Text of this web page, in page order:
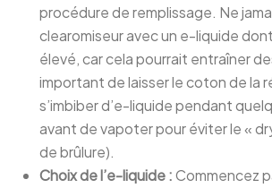
procédure de remplissage. Ne
clearomiseur avec un e-liquide
élevé, car cela pourrait entraîner
important de laisser le coton de la
s’imbiber d’e-liquide pendant
avant de vapoter pour éviter le «
de brûlure).
Choix de l’e-liquide :Commencez